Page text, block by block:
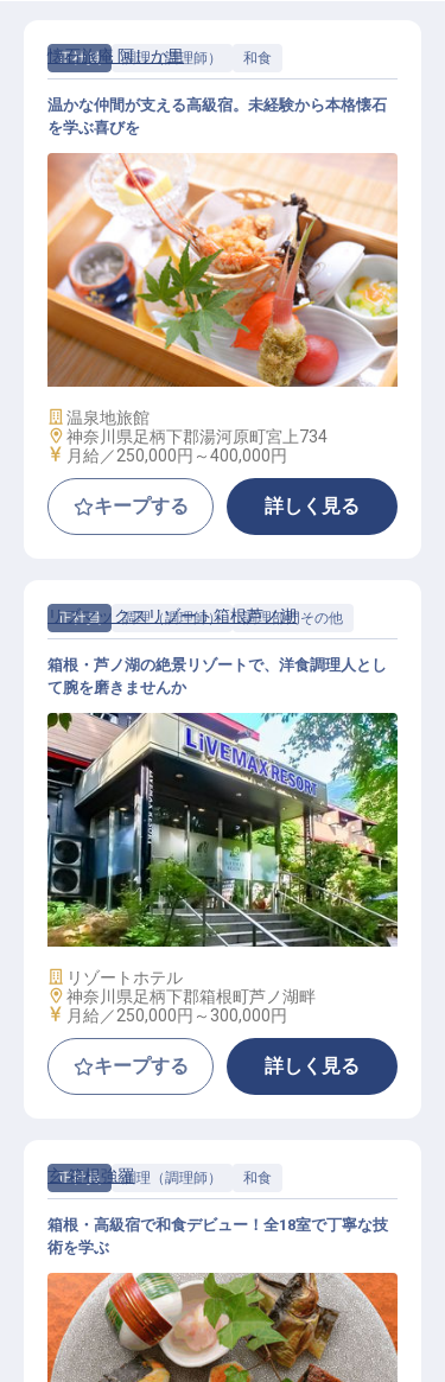
正社員 調理（調理師） 和食
和食│未経験歓迎！／温かな仲間と
本格懐石を学ぶ／個室寮月2万
懐石旅庵 阿しか里
温かな仲間が支える高級宿。未経験から本格懐石
を学ぶ喜びを
施設業態
温泉地旅館
勤務地
神奈川県足柄下郡湯河原町宮上734
給与
月給／250,000円～400,000円
キープする 詳しく見る
正社員 調理（調理師） 調理部門その他
調理スタッフ｜月給27万円～30万円
／寮費2万円控除／箱根・芦ノ湖の
絶景／洋食経験者歓迎
リブマックスリゾート箱根芦ノ湖
箱根・芦ノ湖の絶景リゾートで、洋食調理人とし
て腕を磨きませんか
施設業態
リゾートホテル
勤務地
神奈川県足柄下郡箱根町芦ノ湖畔
給与
月給／250,000円～ 300,000円
キープする 詳しく見る
正社員 調理（調理師） 和食
玄 箱根強羅
箱根・高級宿で和食デビュー！全18室で丁寧な技
術を学ぶ